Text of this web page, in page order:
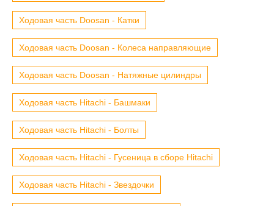
Ходовая часть Doosan - Катки
Ходовая часть Doosan - Колеса направляющие
Ходовая часть Doosan - Натяжные цилиндры
Ходовая часть Hitachi - Башмаки
Ходовая часть Hitachi - Болты
Ходовая часть Hitachi - Гусеница в сборе Hitachi
Ходовая часть Hitachi - Звездочки